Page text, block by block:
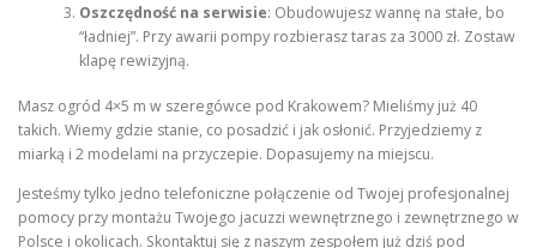
Oszczędność na serwisie: Obudowujesz wannę na stałe, bo
“ładniej”. Przy awarii pompy rozbierasz taras za 3000 zł. Zostaw
klapę rewizyjną.
Masz ogród 4×5 m w szeregówce pod Krakowem? Mieliśmy już 40
takich. Wiemy gdzie stanie, co posadzić i jak osłonić. Przyjedziemy z
miarką i 2 modelami na przyczepie. Dopasujemy na miejscu.
Jesteśmy tylko jedno telefoniczne połączenie od Twojej profesjonalnej
pomocy przy montażu Twojego jacuzzi wewnętrznego i zewnętrznego w
Polsce i okolicach. Skontaktuj się z naszym zespołem już dziś pod